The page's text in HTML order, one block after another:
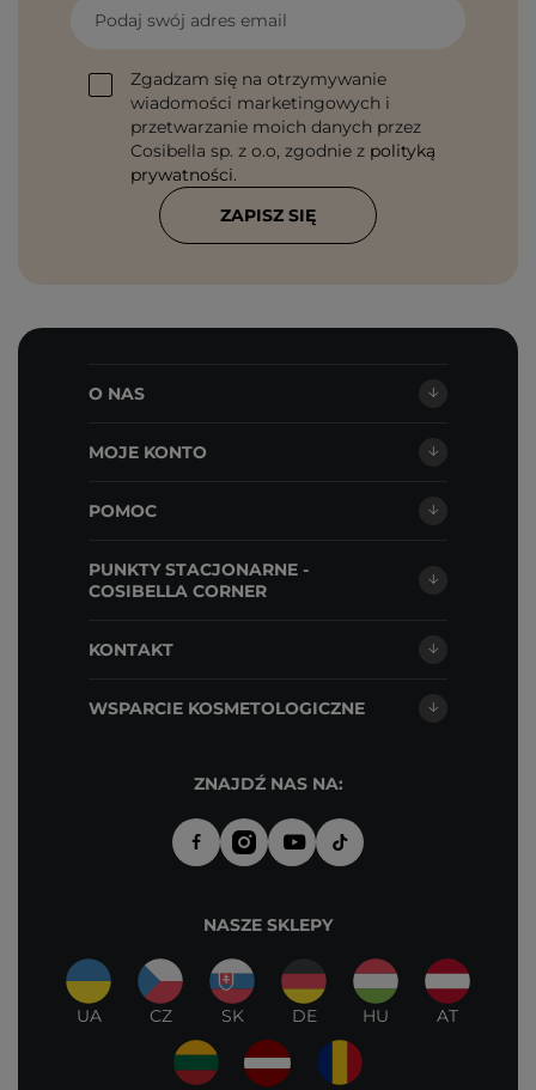
Podaj swój adres email
Zgadzam się na otrzymywanie
wiadomości marketingowych i
przetwarzanie moich danych przez
Cosibella sp. z o.o, zgodnie z polityką
prywatności.
ZAPISZ SIĘ
O NAS
MOJE KONTO
POMOC
PUNKTY STACJONARNE -
COSIBELLA CORNER
KONTAKT
WSPARCIE KOSMETOLOGICZNE
ZNAJDŹ NAS NA:
NASZE SKLEPY
UA CZ SK DE HU AT